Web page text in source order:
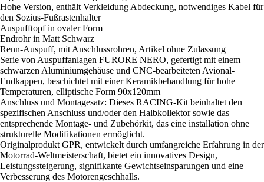
Hohe Version, enthält Verkleidung Abdeckung, notwendiges Kabel für
den Sozius-Fußrastenhalter
Auspufftopf in ovaler Form
Endrohr in Matt Schwarz
Renn-Auspuff, mit Anschlussrohren, Artikel ohne Zulassung
Serie von Auspuffanlagen FURORE NERO, gefertigt mit einem
schwarzen Aluminiumgehäuse und CNC-bearbeiteten Avional-
Endkappen, beschichtet mit einer Keramikbehandlung für hohe
Temperaturen, elliptische Form 90x120mm
Anschluss und Montagesatz: Dieses RACING-Kit beinhaltet den
spezifischen Anschluss und/oder den Halbkollektor sowie das
entsprechende Montage- und Zubehörkit, das eine installation ohne
strukturelle Modifikationen ermöglicht.
Originalprodukt GPR, entwickelt durch umfangreiche Erfahrung in der
Motorrad-Weltmeisterschaft, bietet ein innovatives Design,
Leistungssteigerung, signifikante Gewichtseinsparungen und eine
Verbesserung des Motorengeschhalls.